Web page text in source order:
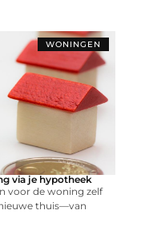
WONINGEN
via je hypotheek
voor de woning zelf
thuis—van